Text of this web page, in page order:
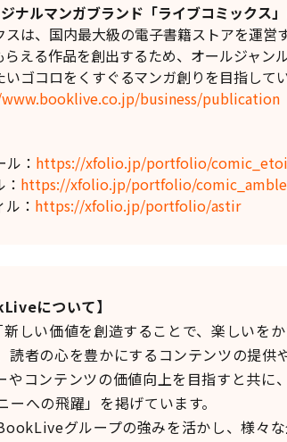
ナルマンガブランド「ライブコミックス」
は、国内最大級の電子書籍ストアを運
らえる作品を創出するため、オールジャ
ゴコロをくすぐるマンガ創りを目指してい
business/publication
： https://xfolio.jp/portfolio/
https://xfolio.jp/portfolio/comic_amble
： https://xfolio.jp/portfolio/astir
について】
しい価値を創造することで、楽しいを
読者の心を豊かにするコンテンツの提
やコンテンツの価値向上を目指すと共
ーへの飛躍」を掲げています。
グループの強みを活かし、様々